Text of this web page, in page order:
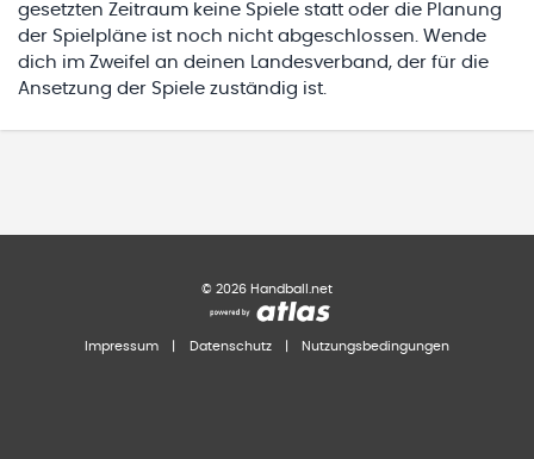
gesetzten Zeitraum keine Spiele statt oder die Planung
der Spielpläne ist noch nicht abgeschlossen. Wende
dich im Zweifel an deinen Landesverband, der für die
Ansetzung der Spiele zuständig ist.
© 2026 Handball.net
Impressum Datenschutz Nutzungsbedingungen